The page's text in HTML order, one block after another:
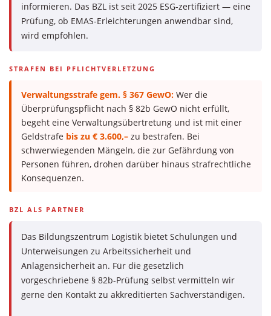
informieren. Das BZL ist seit 2025 ESG-zertifiziert — eine
Prüfung, ob EMAS-Erleichterungen anwendbar sind,
wird empfohlen.
STRAFEN BEI PFLICHTVERLETZUNG
Verwaltungsstrafe gem. § 367 GewO: Wer die
Überprüfungspflicht nach § 82b GewO nicht erfüllt,
begeht eine Verwaltungsübertretung und ist mit einer
Geldstrafe bis zu € 3.600,– zu bestrafen. Bei
schwerwiegenden Mängeln, die zur Gefährdung von
Personen führen, drohen darüber hinaus strafrechtliche
Konsequenzen.
BZL ALS PARTNER
Das Bildungszentrum Logistik bietet Schulungen und
Unterweisungen zu Arbeitssicherheit und
Anlagensicherheit an. Für die gesetzlich
vorgeschriebene § 82b-Prüfung selbst vermitteln wir
gerne den Kontakt zu akkreditierten Sachverständigen.